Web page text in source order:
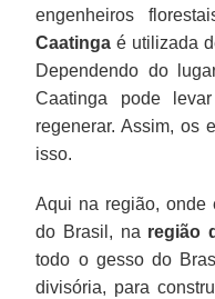
engenheiros
Caatinga é utilizada
Dependendo do
Caatinga pode
regenerar. Assim, os
isso.
Aqui na região, onde
do Brasil, na região
todo o gesso do
divisória, para